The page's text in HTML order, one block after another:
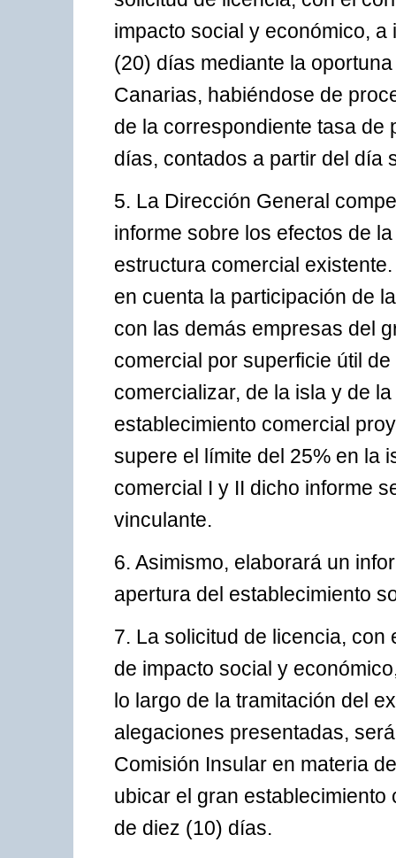
impacto social y económico,
(20) días mediante la
Canarias, habiéndose de
de la correspondiente tasa de
días, contados a partir del día
5. La Dirección General
informe sobre los efectos de
estructura comercial
en cuenta la participación de
con las demás empresas del
comercial por superficie útil
comercializar, de la isla y de
establecimiento comercial
supere el límite del 25% en la
comercial I y II dicho informe
vinculante.
6. Asimismo, elaborará un
apertura del establecimiento
7. La solicitud de licencia,
de impacto social y
lo largo de la tramitación del
alegaciones presentadas,
Comisión Insular en materia
ubicar el gran
de diez (10) días.